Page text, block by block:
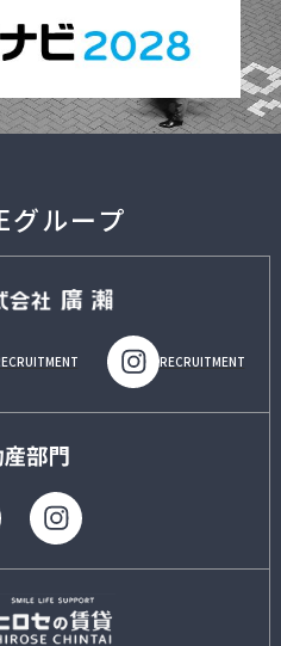
グループ
RECRUITMENT